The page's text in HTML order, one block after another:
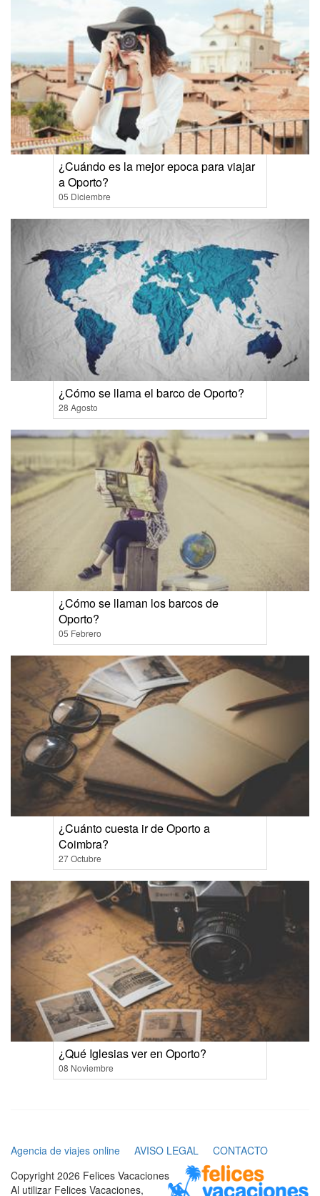
¿Cuándo es la mejor epoca para viajar
a Oporto?
05 Diciembre
¿Cómo se llama el barco de Oporto?
28 Agosto
¿Cómo se llaman los barcos de
Oporto?
05 Febrero
¿Cuánto cuesta ir de Oporto a
Coimbra?
27 Octubre
¿Qué Iglesias ver en Oporto?
08 Noviembre
Agencia de viajes online AVISO LEGAL
CONTACTO
Copyright 2026 Felices Vacaciones
Al utilizar Felices Vacaciones,